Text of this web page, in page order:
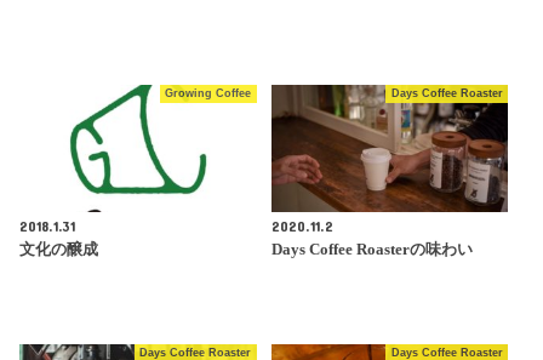
Growing Coffee
2018.1.31
文化の醸成
Days Coffee Roaster
2020.11.2
Days Coffee Roasterの味わい
Days Coffee Roaster Days Coffee Roaster